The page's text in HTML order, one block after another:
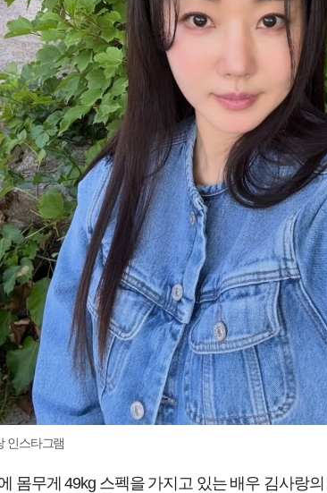
인스타그램
몸무게 49kg 스펙을 가지고 있는 배우 김사랑